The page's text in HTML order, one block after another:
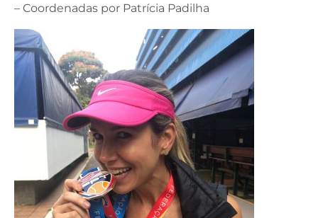
– Coordenadas por Patrícia Padilha